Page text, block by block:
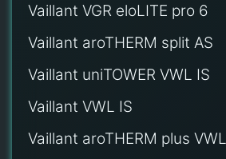
Vaillant VGR eloLITE pro 6
Vaillant aroTHERM split AS
Vaillant uniTOWER VWL IS
Vaillant VWL IS
Vaillant aroTHERM plus VWL